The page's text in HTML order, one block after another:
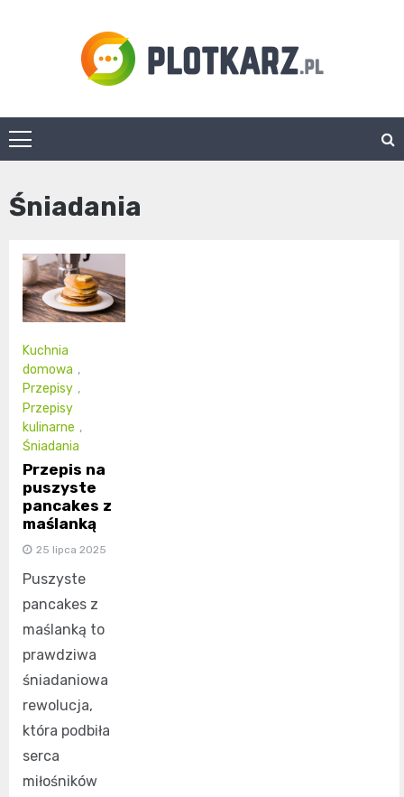
Plotkarz.pl
Śniadania
Kuchnia
domowa ,
Przepisy ,
Przepisy
kulinarne ,
Śniadania
Przepis na
puszyste
pancakes z
maślanką
25 lipca 2025
Puszyste
pancakes z
maślanką to
prawdziwa
śniadaniowa
rewolucja,
która podbiła
serca
miłośników